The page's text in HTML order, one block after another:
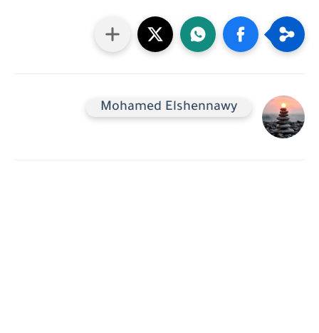
Mohamed Elshennawy